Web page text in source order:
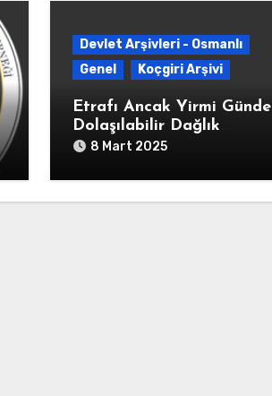
Devlet Arşivleri - Osmanlı
Genel
Koçgiri Arşivi
Etrafı Ancak Yirmi Günde
Dolaşılabilir Dağlık
Dersim’de 37 Eşkıyanın
İstanbul’a Gönderildiğine
Dair” Yusuf Ziya Paşa
8 Mart 2025